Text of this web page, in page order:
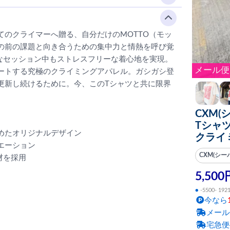
メール便
CXM(
Tシャ
クライ
CXM(シー
5,500
● -5500-
今なら
メー
宅急
クライマーへ贈る、自分だけのMOTTO（モッ
の課題と向き合うための集中力と情熱を呼び覚
ッション中もストレスフリーな着心地を実現。
する究極のクライミングアパレル。ガシガシ登
し続けるために。今、このTシャツと共に限界
たオリジナルデザイン
ーション
を採用